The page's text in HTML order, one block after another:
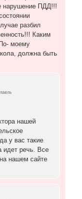
нарушение ПДД!!!
разбил
Каким
моему
должна быть
нашей
у вас такие
идет речь. Все
нашем сайте